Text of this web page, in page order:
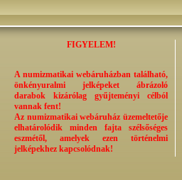
FIGYELEM!
A numizmatikai webáruházban található,
önkényuralmi jelképeket ábrázoló
darabok kizárólag gyűjteményi célból
vannak fent!
Az numizmatikai webáruház üzemeltetője
elhatárolódik minden fajta szélsőséges
eszmétől, amelyek ezen történelmi
jelképekhez kapcsolódnak!